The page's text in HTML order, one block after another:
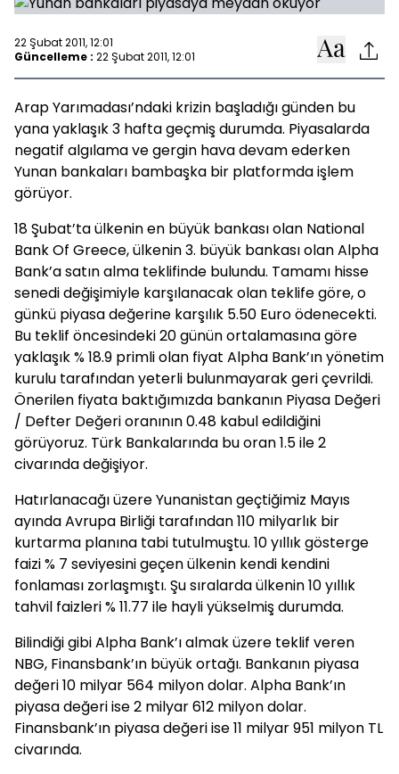
22 Şubat 2011, 12:01
Güncelleme : 22 Şubat 2011, 12:01
Arap Yarımadası’ndaki krizin başladığı günden bu
yana yaklaşık 3 hafta geçmiş durumda. Piyasalarda
negatif algılama ve gergin hava devam ederken
Yunan bankaları bambaşka bir platformda işlem
görüyor.
18 Şubat’ta ülkenin en büyük bankası olan National
Bank Of Greece, ülkenin 3. büyük bankası olan Alpha
Bank’a satın alma teklifinde bulundu. Tamamı hisse
senedi değişimiyle karşılanacak olan teklife göre, o
günkü piyasa değerine karşılık 5.50 Euro ödenecekti.
Bu teklif öncesindeki 20 günün ortalamasına göre
yaklaşık % 18.9 primli olan fiyat Alpha Bank’ın yönetim
kurulu tarafından yeterli bulunmayarak geri çevrildi.
Önerilen fiyata baktığımızda bankanın Piyasa Değeri
/ Defter Değeri oranının 0.48 kabul edildiğini
görüyoruz. Türk Bankalarında bu oran 1.5 ile 2
civarında değişiyor.
Hatırlanacağı üzere Yunanistan geçtiğimiz Mayıs
ayında Avrupa Birliği tarafından 110 milyarlık bir
kurtarma planına tabi tutulmuştu. 10 yıllık gösterge
faizi % 7 seviyesini geçen ülkenin kendi kendini
fonlaması zorlaşmıştı. Şu sıralarda ülkenin 10 yıllık
tahvil faizleri % 11.77 ile hayli yükselmiş durumda.
Bilindiği gibi Alpha Bank’ı almak üzere teklif veren
NBG, Finansbank’ın büyük ortağı. Bankanın piyasa
değeri 10 milyar 564 milyon dolar. Alpha Bank’ın
piyasa değeri ise 2 milyar 612 milyon dolar.
Finansbank’ın piyasa değeri ise 11 milyar 951 milyon TL
civarında.